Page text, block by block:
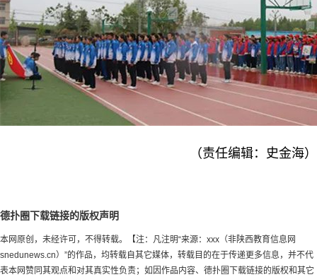
（责任编辑：史金海）
德扑圈下载链接的版权声明
本网原创，未经许可，不得转载。【注：凡注明“来源：xxx（非陕西教育信息网
snedunews.cn）”的作品，均转载自其它媒体，转载目的在于传递更多信息，并不代
表本网赞同其观点和对其真实性负责；如因作品内容、德扑圈下载链接的版权和其它